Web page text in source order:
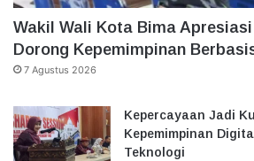
Wakil Wali Kota Bima
Dorong Kepemimpinan
7 Agustus 2026
Kepercayaan Jadi
Kepemimpinan
Teknologi